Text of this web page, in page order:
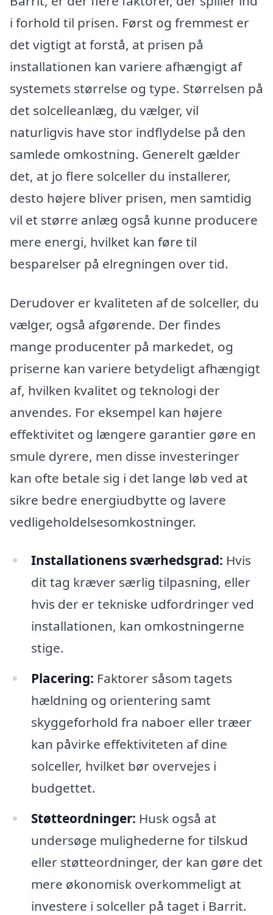
i forhold til prisen. Først og fremmest er
det vigtigt at forstå, at prisen på
installationen kan variere afhængigt af
systemets størrelse og type. Størrelsen på
det solcelleanlæg, du vælger, vil
naturligvis have stor indflydelse på den
samlede omkostning. Generelt gælder
det, at jo flere solceller du installerer,
desto højere bliver prisen, men samtidig
vil et større anlæg også kunne producere
mere energi, hvilket kan føre til
besparelser på elregningen over tid.
Derudover er kvaliteten af de solceller, du
vælger, også afgørende. Der findes
mange producenter på markedet, og
priserne kan variere betydeligt afhængigt
af, hvilken kvalitet og teknologi der
anvendes. For eksempel kan højere
effektivitet og længere garantier gøre en
smule dyrere, men disse investeringer
kan ofte betale sig i det lange løb ved at
sikre bedre energiudbytte og lavere
vedligeholdelsesomkostninger.
Installationens sværhedsgrad: Hvis
dit tag kræver særlig tilpasning, eller
hvis der er tekniske udfordringer ved
installationen, kan omkostningerne
stige.
Placering: Faktorer såsom tagets
hældning og orientering samt
skyggeforhold fra naboer eller træer
kan påvirke effektiviteten af dine
solceller, hvilket bør overvejes i
budgettet.
Støtteordninger: Husk også at
undersøge mulighederne for tilskud
eller støtteordninger, der kan gøre det
mere økonomisk overkommeligt at
investere i solceller på taget i Barrit.